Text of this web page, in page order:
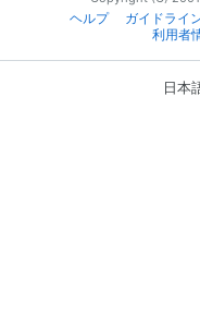
ヘルプ
ガイドライ
利用者
日本